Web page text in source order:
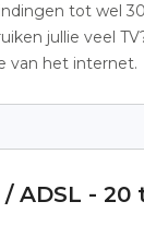
tot wel
jullie veel
van het internet.
/ ADSL - 20